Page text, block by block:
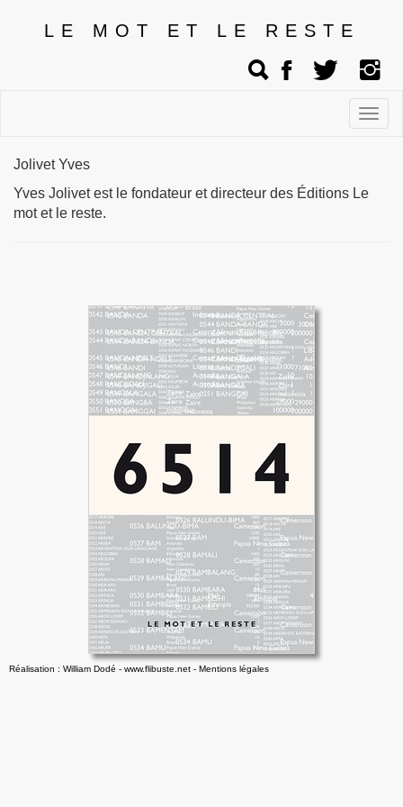
LE MOT ET LE RESTE
Jolivet Yves
Yves Jolivet est le fondateur et directeur des Éditions Le
mot et le reste.
Réalisation : William Dodé - www.flibuste.net - Mentions légales